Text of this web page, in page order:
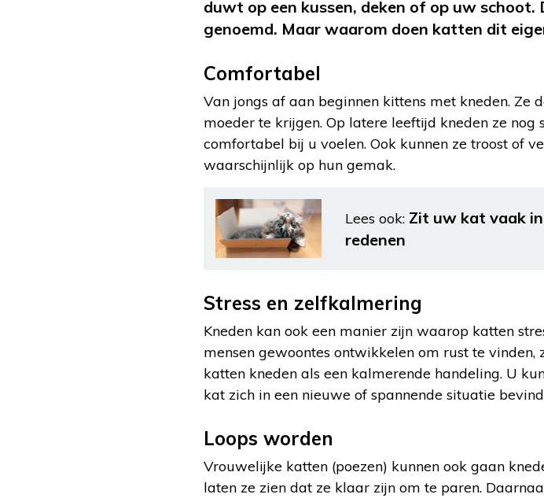
duwt op een kussen, deken of op uw
genoemd. Maar waarom doen katten dit
Comfortabel
Van jongs af aan beginnen kittens met kneden.
moeder te krijgen. Op latere leeftijd kneden ze nog
comfortabel bij u voelen. Ook kunnen ze troost of
waarschijnlijk op hun gemak.
Lees ook: Zit uw kat vaak
redenen
Stress en zelfkalmering
Kneden kan ook een manier zijn waarop katten
mensen gewoontes ontwikkelen om rust te
katten kneden als een kalmerende handeling. U
kat zich in een nieuwe of spannende situatie
Loops worden
Vrouwelijke katten (poezen) kunnen ook gaan
laten ze zien dat ze klaar zijn om te paren.